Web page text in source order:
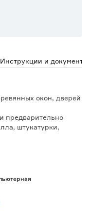
Инструкции и документы
окон, дверей
предварительно
штукатурки,